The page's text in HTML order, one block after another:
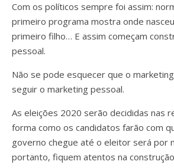
Com os políticos sempre foi assim:
primeiro programa mostra onde
primeiro filho… E assim começam
pessoal.
Não se pode esquecer que o
seguir o marketing pessoal.
As eleições 2020 serão decididas nas
forma como os candidatos farão com
governo chegue até o eleitor será por
portanto, fiquem atentos na